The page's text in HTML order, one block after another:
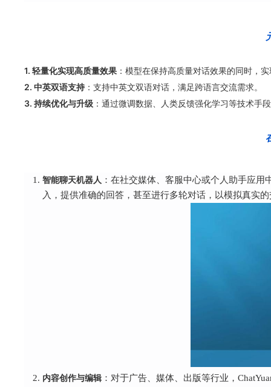
1. 轻量化实现高质量效果 ：模型在保持高质量对话效果的同时，
2. 中英双语支持 ：支持中英文双语对话，满足跨语言交流需求。
3. 持续优化与升级 ：通过微调数据、人类反馈强化学习等技术手
智能聊天机器人 ：在社交媒体、客服中心或个人助手应
入，提供准确的回答，甚至进行多轮对话，以模拟真实
内容创作与编辑 ：对于广告、媒体、出版等行业，